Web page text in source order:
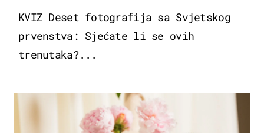
KVIZ Deset fotografija sa Svjetskog
prvenstva: Sjećate li se ovih
trenutaka?...
MODA & LJEPOTA